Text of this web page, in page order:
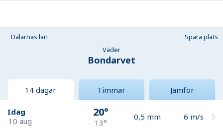
Dalarnas län
Spara plats
Väder
Bondarvet
14 dagar Timmar Jämför
Idag
10 aug
20°
13°
0,5 mm 6 m/s